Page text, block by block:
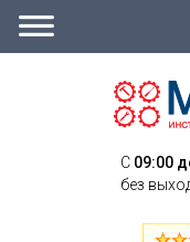
C 09:00
без